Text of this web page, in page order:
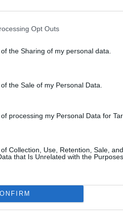
Opt Outs
the Sharing of my personal data.
the Sale of my Personal Data.
processing my Personal Data for
Collection, Use, Retention, Sale,
that Is Unrelated with the
για το μωρό, ενώ δεν
ο πρίγκιπας Χάρι ο
να πειράζει τον κόσμο,
η Μέγκαν Μαρκλ υπέρκομψη,
με τον κόσμο.